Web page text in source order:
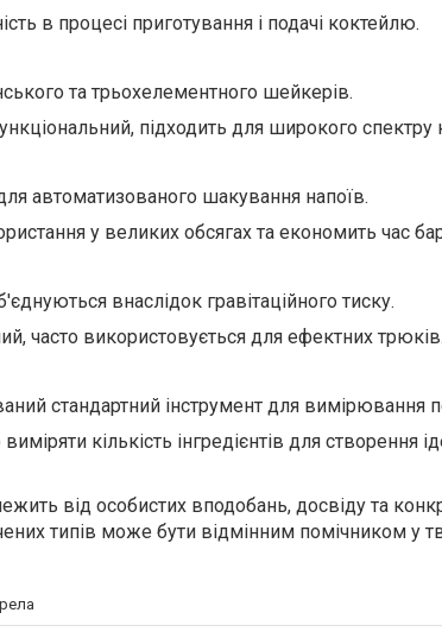
в процесі приготування і подачі коктейлю.
та трьохелементного шейкерів.
підходить для широкого спектру
автоматизованого шакування напоїв.
у великих обсягах та економить час
внаслідок гравітаційного тиску.
часто використовується для ефектних трюків.
стандартний інструмент для вимірювання
кількість інгредієнтів для створення
від особистих вподобань, досвіду та
типів може бути відмінним помічником у